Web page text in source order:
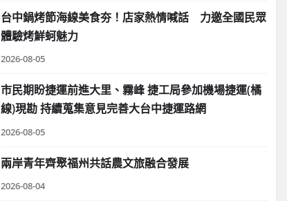
台中鍋烤節海線美食夯！店家熱情喊話 力邀全國民眾
體驗烤鮮蚵魅力
2026-08-05
市民期盼捷運前進大里、霧峰 捷工局參加機場捷運(橘
線)現勘 持續蒐集意見完善大台中捷運路網
2026-08-05
兩岸青年齊聚福州共話農文旅融合發展
2026-08-04